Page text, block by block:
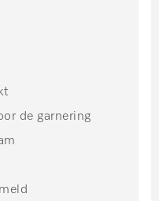
de garnering